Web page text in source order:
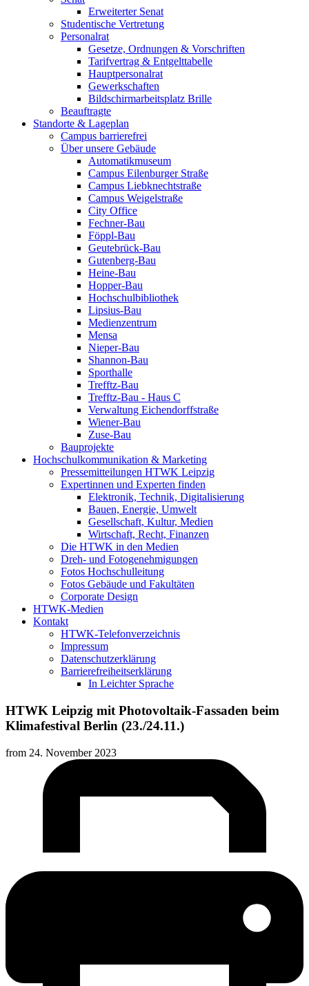
Erweiterter Senat
Studentische Vertretung
Personalrat
Gesetze, Ordnungen & Vorschriften
Tarifvertrag & Entgelttabelle
Hauptpersonalrat
Gewerkschaften
Bildschirmarbeitsplatz Brille
Beauftragte
Standorte & Lageplan
Campus barrierefrei
Über unsere Gebäude
Automatikmuseum
Campus Eilenburger Straße
Campus Liebknechtstraße
Campus Weigelstraße
City Office
Fechner-Bau
Föppl-Bau
Geutebrück-Bau
Gutenberg-Bau
Heine-Bau
Hopper-Bau
Hochschulbibliothek
Lipsius-Bau
Medienzentrum
Mensa
Nieper-Bau
Shannon-Bau
Sporthalle
Trefftz-Bau
Trefftz-Bau - Haus C
Verwaltung Eichendorffstraße
Wiener-Bau
Zuse-Bau
Bauprojekte
Hochschulkommunikation & Marketing
Pressemitteilungen HTWK Leipzig
Expertinnen und Experten finden
Elektronik, Technik, Digitalisierung
Bauen, Energie, Umwelt
Gesellschaft, Kultur, Medien
Wirtschaft, Recht, Finanzen
Die HTWK in den Medien
Dreh- und Fotogenehmigungen
Fotos Hochschulleitung
Fotos Gebäude und Fakultäten
Corporate Design
HTWK-Medien
Kontakt
HTWK-Telefonverzeichnis
Impressum
Datenschutzerklärung
Barrierefreiheitserklärung
In Leichter Sprache
HTWK Leipzig mit Photovoltaik-Fassaden beim
Klimafestival Berlin (23./24.11.)
from 24. November 2023